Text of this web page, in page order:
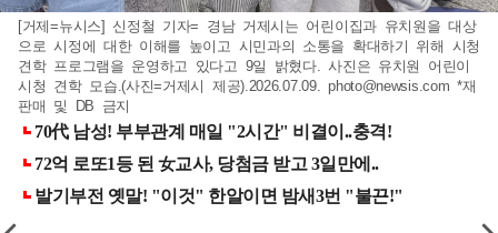
[거제=뉴시스] 신정철 기자= 경남 거제시는 어린이집과 유치원을 대상
으로 시정에 대한 이해를 높이고 시민과의 소통을 확대하기 위해 시청
견학 프로그램을 운영하고 있다고 9일 밝혔다. 사진은 유치원 어린이
시청 견학 모습.(사진=거제시 제공).2026.07.09.photo@newsis.com *재
판매 및 DB 금지